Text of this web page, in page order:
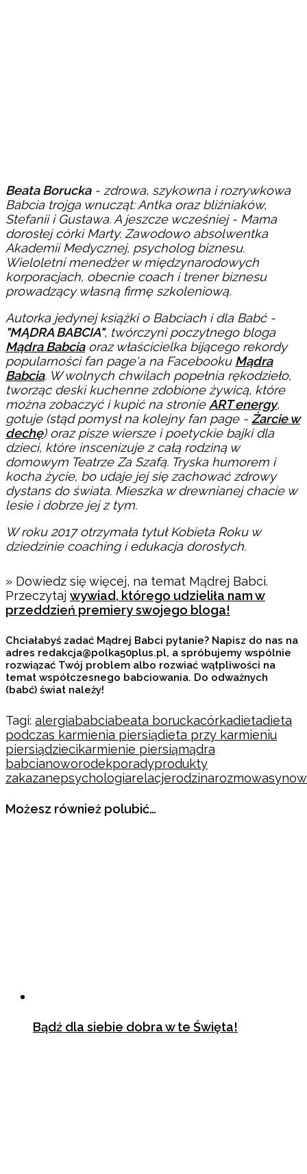
Beata Borucka- zdrowa, szykowna i rozrywkowa
Babcia trojga wnucząt: Antka oraz bliźniaków,
Stefanii i Gustawa. A jeszcze wcześniej - Mama
dorosłej córki Marty. Zawodowo absolwentka
Akademii Medycznej, psycholog biznesu.
Wieloletni menedżer w międzynarodowych
korporacjach, obecnie coach i trener biznesu
prowadzący własną firmę szkoleniową.
Autorka jedynej książki o Babciach i dla Babć -
"MĄDRA BABCIA", twórczyni poczytnego bloga
Mądra Babciaoraz właścicielka bijącego rekordy
popularności fan page'a na Facebooku Mądra
Babcia. W wolnych chwilach popełnia rękodzieło,
tworząc deski kuchenne zdobione żywicą, które
można zobaczyć i kupić na stronie ART energy,
gotuje (stąd pomysł na kolejny fan page - Żarcie w
dechę) oraz pisze wiersze i poetyckie bajki dla
dzieci, które inscenizuje z całą rodziną w
domowym Teatrze Za Szafą. Tryska humorem i
kocha życie, bo udaje jej się zachować zdrowy
dystans do świata. Mieszka w drewnianej chacie w
lesie i dobrze jej z tym.
W roku 2017 otrzymała tytuł Kobieta Roku w
dziedzinie coaching i edukacja dorosłych.
» Dowiedz się więcej, na temat Mądrej Babci.
Przeczytaj wywiad, którego udzieliła nam w
przeddzień premiery swojego bloga!
Chciałabyś zadać Mądrej Babci pytanie? Napisz do nas na
adres redakcja@polka50plus.pl, a spróbujemy wspólnie
rozwiązać Twój problem albo rozwiać wątpliwości na
temat współczesnego babciowania. Do odważnych
(babć) świat należy!
Tagi: alergiababciabeata boruckacórkadietadieta
podczas karmienia piersiądieta przy karmieniu
piersiądziecikarmienie piersiąmądra
babcianoworodekporadyprodukty
zakazanepsychologiarelacjerodzinarozmowa
Możesz również polubić…
Bądź dla siebie dobra w te Święta!